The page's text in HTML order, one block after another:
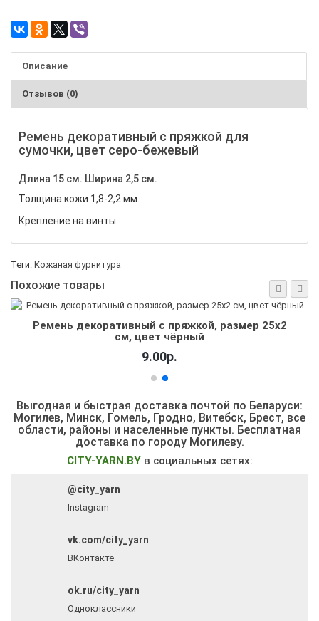
Описание
Отзывов (0)
Ремень декоративный с пряжкой для
сумочки, цвет серо-бежевый
Длина 15 см. Ширина 2,5 см.
Толщина кожи 1,8-2,2 мм.
Крепление на винты.
Теги: Кожаная фурнитура
Похожие товары
Ремень декоративный с пряжкой, размер 25х2
см, цвет чёрный
9.00р.
Выгодная и быстрая доставка почтой по Беларуси:
Могилев, Минск, Гомель, Гродно, Витебск, Брест, все
области, районы и населенные пункты. Бесплатная
доставка по городу Могилеву.
CITY-YARN.BYв социальных сетях:
@city_yarn
Instagram
vk.com/city_yarn
ВКонтакте
ok.ru/city_yarn
Одноклассники